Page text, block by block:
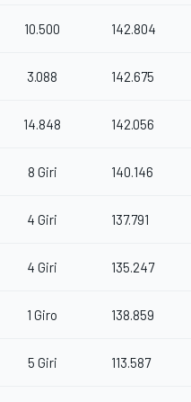
10.500 142.804
3.088 142.675
14.848 142.056
8 Giri 140.146
4 Giri 137.791
4 Giri 135.247
1 Giro 138.859
5 Giri 113.587